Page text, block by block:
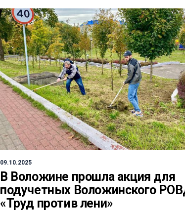
09.10.2025
В Воложине прошла акция для
подучетных Воложинского
«Труд против лени»